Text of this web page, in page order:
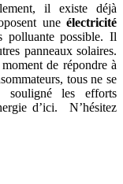
il existe déjà
une électricité
possible. Il
panneaux solaires.
de répondre à
tous ne se
les efforts
d’ici. N’hésitez